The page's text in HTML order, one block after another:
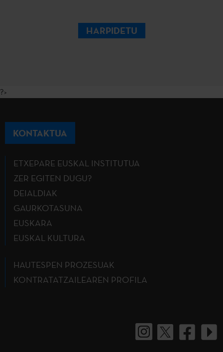
HARPIDETU
?>
KONTAKTUA
ETXEPARE EUSKAL INSTITUTUA
ZER EGITEN DUGU?
DEIALDIAK
GAURKOTASUNA
EUSKARA
EUSKAL KULTURA
HAUTESPEN PROZESUAK
KONTRATATZAILEAREN PROFILA